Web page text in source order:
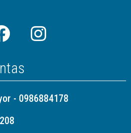
- 0986884178